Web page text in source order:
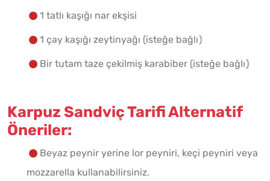
1 tatlı kaşığı nar ekşisi
1 çay kaşığı zeytinyağı (isteğe bağlı)
Bir tutam taze çekilmiş karabiber (isteğe bağlı)
Karpuz Sandviç Tarifi Alternatif
Öneriler:
Beyaz peynir yerine lor peyniri, keçi peyniri veya
mozzarella kullanabilirsiniz.